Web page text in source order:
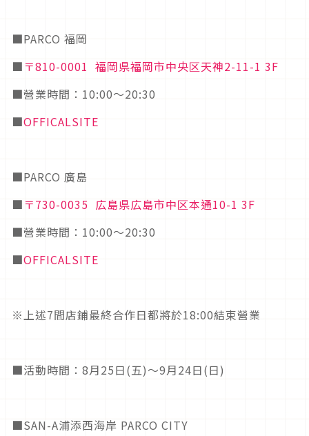
■PARCO 福岡
■ 〒810-0001 福岡県福岡市中央区天神2-11-1 3F
■營業時間：10:00～20:30
■OFFICALSITE
■PARCO 廣島
■ 〒730-0035 広島県広島市中区本通10-1 3F
■營業時間：10:00～20:30
■OFFICALSITE
※上述7間店鋪最終合作日都將於18:00結束營業
■活動時間：8月25日(五)～9月24日(日)
■SAN-A浦添西海岸 PARCO CITY